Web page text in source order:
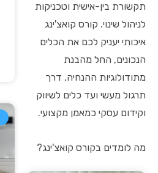
תקשורת בין-אישית וטכניקות
לניהול שינוי. קורס קואצ'ינג
איכותי יעניק לכם את הכלים
הנכונים, החל מהבנת
מתודולוגיות ההנחיה, דרך
תרגול מעשי ועד כלים לשיווק
וקידום עסקי כמאמן מקצועי.
מה לומדים בקורס קואצ'ינג?